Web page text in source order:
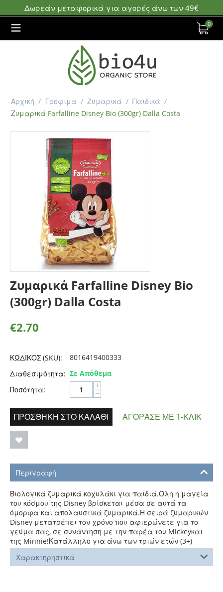
Δωρεάν μεταφορικά για αγορές άνω των 49€
0
Αρχική / Τρόφιμα / Ζυμαρικά / Παιδικά /
Ζυμαρικά Farfalline Disney Bio (300gr) Dalla Costa
Ζυμαρικά Farfalline Disney Bio
(300gr) Dalla Costa
€2.70
ΚΩΔΙΚΟΣ (SKU):
8016419400333
Διαθεσιμότητα: Σε Απόθεμα
Ποσότητα:
+
−
ΠΡΟΣΘΉΚΗ ΣΤΟ ΚΑΛΆΘΙ ΑΓΌΡΑΣΕ ΜΕ 1-ΚΛΙΚ
Περιγραφή
Βιολογικά ζυμαρικά κοχυλάκι για παιδιά.Όλη η μαγεία
του κόσμου της Disney βρίσκεται μέσα σε αυτά τα
όμορφα και απολαυστικά ζυμαρικά.Η σειρά ζυμαρικών
Disney μετατρέπει τον χρόνο που αφιερώνετε για το
γεύμα σας, σε συνάντηση με την παρέα του Mickeyκαι
της Minnie!Κατάλληλο για άνω των τριών ετών (3+)
Χαρακτηρηστικά